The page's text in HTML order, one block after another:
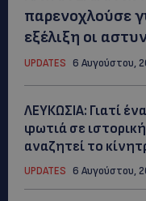
παρενοχλούσε
εξέλιξη οι
UPDATES 6 Αυγούστου,
ΛΕΥΚΩΣΙΑ: Γιατί
φωτιά σε
αναζητεί το
UPDATES 6 Αυγούστου,